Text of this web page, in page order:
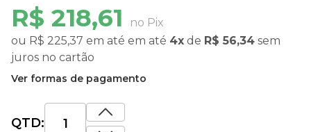
R$ 218,61
no Pix
ou R$ 225,37 em até em até 4x de R$ 56,34 sem
juros no cartão
Ver formas de pagamento
QTD: